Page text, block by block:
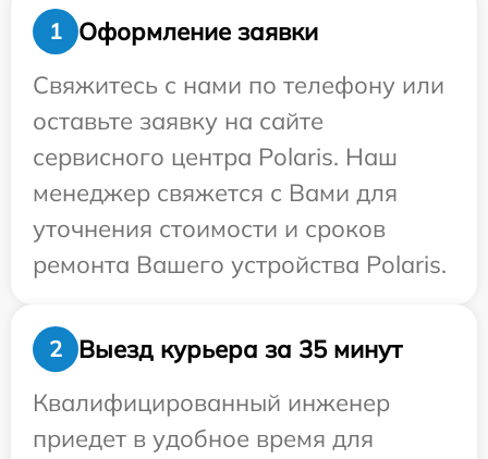
1
Оформление заявки
Свяжитесь с нами по телефону или
оставьте заявку на сайте
сервисного центра Polaris. Наш
менеджер свяжется с Вами для
уточнения стоимости и сроков
ремонта Вашего устройства Polaris.
2
Выезд курьера за 35 минут
Квалифицированный инженер
приедет в удобное время для